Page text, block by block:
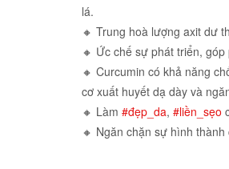
lá.
🔸 Trung hoà lượng axit dư
🔸 Ức chế sự phát triển,
🔸 Curcumin có khả năng
cơ xuất huyết dạ dày và
🔸 Làm #đẹp_da, #liền_sẹo
🔸 Ngăn chặn sự hình thành